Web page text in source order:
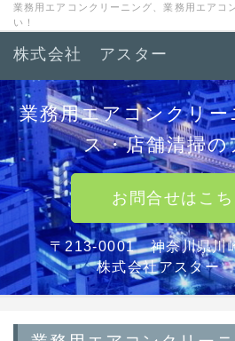
業務用エアコンクリーニング、業務用エアコ
い！
株式会社 アスター
業務用エアコンクリ
ス・店舗清掃
お問合せはこち
〒213-0001 神奈川県川
株式会社アスタ